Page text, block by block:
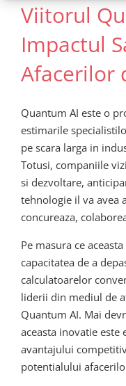
Viitorul
Impactul
Afacerilor
Quantum AI este o
estimarile
pe scara larga in
Totusi, companiile
si dezvoltare,
tehnologie il va avea
concureaza,
Pe masura ce
capacitatea de a
calculatoarelor
liderii din mediul de
Quantum AI. Mai
aceasta inovatie este
avantajului
potentialului